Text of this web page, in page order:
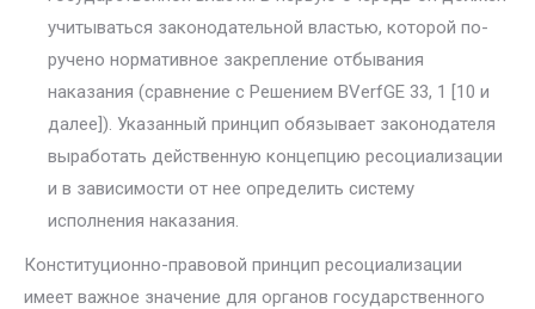
учитываться законодательной властью, которой по­
ручено нормативное закрепление отбывания
наказания (сравнение с Решением BVerfGE 33, 1 [10 и
далее]). Указанный принцип обязыва­ет законодателя
выработать действенную концепцию ресоциализации
и в зависимости от нее определить систему
исполнения наказания.
Конституционно-правовой принцип ресоциализации
имеет важное зна­чение для органов государственного